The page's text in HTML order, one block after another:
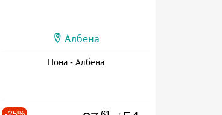
Албена
Нона - Албена